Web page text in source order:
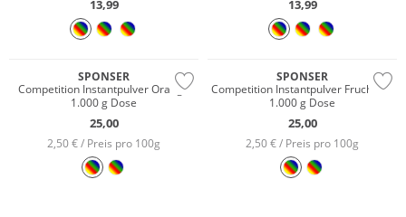
13,99 13,99
SPONSER
Competition Instantpulver Orange
1.000 g Dose
25,00
2,50 € / Preis pro 100g
SPONSER
Competition Instantpulver Fruchtmix
1.000 g Dose
25,00
2,50 € / Preis pro 100g